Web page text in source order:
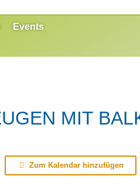
Events
MIT
Zum Kalendar hinzufügen